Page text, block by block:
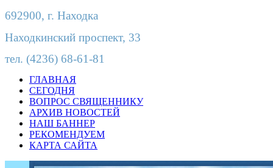
692900, г. Находка
Находкинский проспект, 33
тел. (4236) 68-61-81
ГЛАВНАЯ
СЕГОДНЯ
ВОПРОС СВЯЩЕННИКУ
АРХИВ НОВОСТЕЙ
НАШ БАННЕР
РЕКОМЕНДУЕМ
КАРТА САЙТА